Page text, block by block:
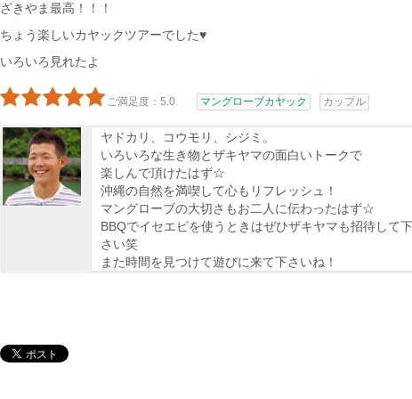
ざきやま最高！！！
ちょう楽しいカヤックツアーでした♥
いろいろ見れたよ
ご満足度：5.0 マングローブカヤック カップル
ヤドカリ、コウモリ、シジミ。
いろいろな生き物とザキヤマの面白いトークで
楽しんで頂けたはず☆
沖縄の自然を満喫して心もリフレッシュ！
マングローブの大切さもお二人に伝わったはず☆
BBQでイセエビを使うときはぜひザキヤマも招待して下
さい笑
また時間を見つけて遊びに来て下さいね！